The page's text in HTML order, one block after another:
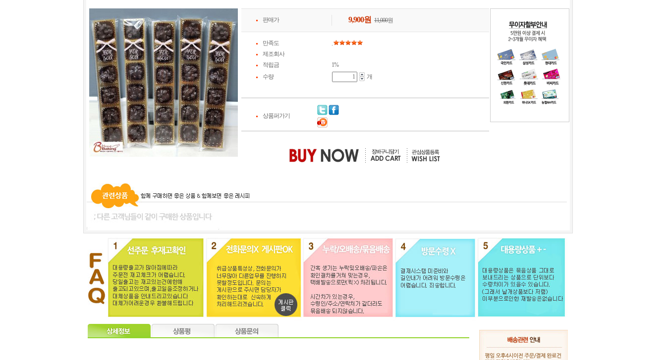
8 초코펜(데코펜) 화이트 20g
9 미니붕어빵9구 실리콘몰드 핑크 블루 색상랜덤1개
10 [대용량] 네덜란드 코코아파우더1kg
1 자연분해 생분해 PE비닐봉투 - 중 100장
2 버터랜드 4.5kg
판매가 9,900원 11,000원
만족도
.
제조회사
적립금
1%
수량
개
상품퍼가기